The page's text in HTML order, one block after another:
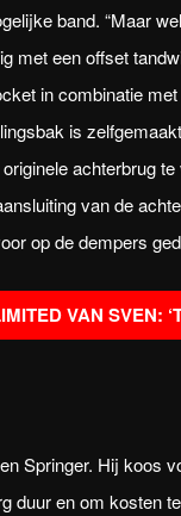
band. “Maar
met een offset
in combinatie
is
achterbrug
van de
op de dempers
VAN SVEN:
Springer. Hij koos
duur en om